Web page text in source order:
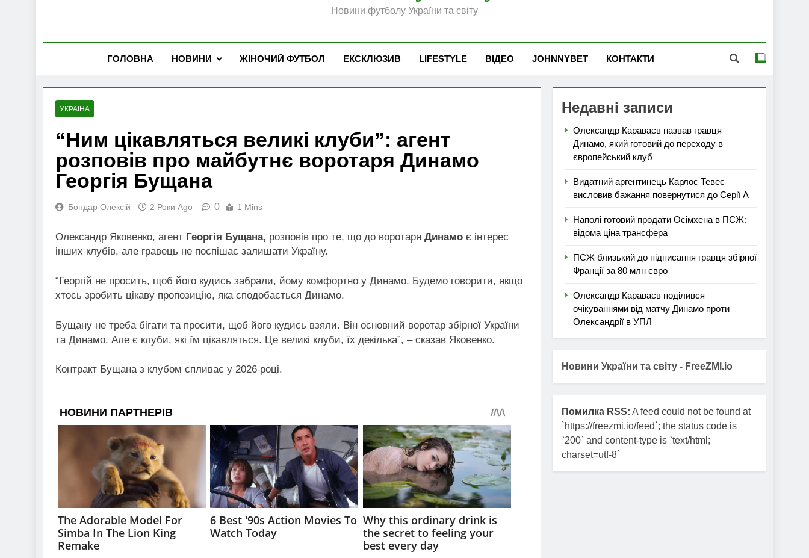
Новини футболу України та світу
ГОЛОВНА НОВИНИ ЖІНОЧИЙ ФУТБОЛ ЕКСКЛЮЗИВ LIFESTYLE ВІДЕО JOHNNYBET КОНТАКТИ
УКРАЇНА
“Ним цікавляться великі клуби”: агент
розповів про майбутнє воротаря Динамо
Георгія Бущана
Бондар Олексій 2 Роки Ago 0 1 Mins
Олександр Яковенко, агент Георгія Бущана, розповів про те, що до воротаря Динамо є інтерес
інших клубів, але гравець не поспішає залишати Україну.
“Георгій не просить, щоб його кудись забрали, йому комфортно у Динамо. Будемо говорити, якщо
хтось зробить цікаву пропозицію, яка сподобається Динамо.
Бущану не треба бігати та просити, щоб його кудись взяли. Він основний воротар збірної України
та Динамо. Але є клуби, які їм цікавляться. Це великі клуби, їх декілька”, – сказав Яковенко.
Контракт Бущана з клубом спливає у 2026 році.
Недавні записи
Олександр Караваєв назвав гравця
Динамо, який готовий до переходу в
європейський клуб
Видатний аргентинець Карлос Тевес
висловив бажання повернутися до Серії А
Наполі готовий продати Осімхена в ПСЖ:
відома ціна трансфера
ПСЖ близький до підписання гравця збірної
Франції за 80 млн євро
Олександр Караваєв поділився
очікуваннями від матчу Динамо проти
Олександрії в УПЛ
Новини України та світу - FreeZMI.io
Помилка RSS: A feed could not be found at
`https://freezmi.io/feed`; the status code is
`200` and content-type is `text/html;
charset=utf-8`